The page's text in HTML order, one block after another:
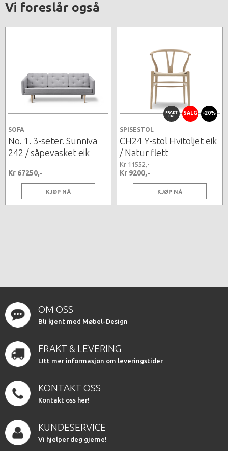
Vi foreslår også
SOFA
No. 1. 3-seter. Sunniva
242 / såpevasket eik
Kr 67250,-
KJØP NÅ
SALG -20%
FRAKT
FRI
SPISESTOL
CH24 Y-stol Hvitoljet eik
/ Natur flett
Kr 11552,-
Kr 9200,-
KJØP NÅ
OM OSS
Bli kjent med Møbel-Design
FRAKT & LEVERING
LItt mer informasjon om leveringstider
KONTAKT OSS
Kontakt oss her!
KUNDESERVICE
Vi hjelper deg gjerne!